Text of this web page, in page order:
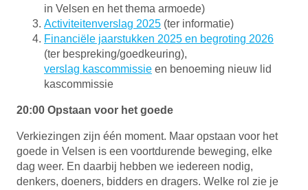
in Velsen en het thema armoede)
Activiteitenverslag 2025 (ter informatie)
Financiële jaarstukken 2025 en begroting 2026
(ter bespreking/goedkeuring),
verslag kascommissie en benoeming nieuw lid
kascommissie
20:00 Opstaan voor het goede
Verkiezingen zijn één moment. Maar opstaan voor het
goede in Velsen is een voortdurende beweging, elke
dag weer. En daarbij hebben we iedereen nodig,
denkers, doeners, bidders en dragers. Welke rol zie je